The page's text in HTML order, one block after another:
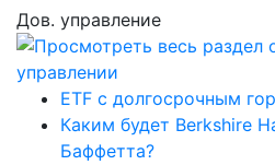
Дов. управление
ETF с долгосрочным
Каким будет Berkshire
Баффетта?